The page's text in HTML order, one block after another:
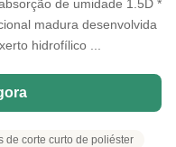
de umidade 1.5D *
madura desenvolvida
hidrofílico ...
de corte curto de poliéster